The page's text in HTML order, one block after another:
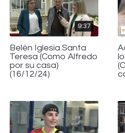
9:37
Belén Iglesia Santa
Teresa (Como Alfredo
por su casa)
(16/12/24)